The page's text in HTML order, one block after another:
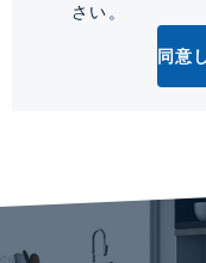
さい。
同意